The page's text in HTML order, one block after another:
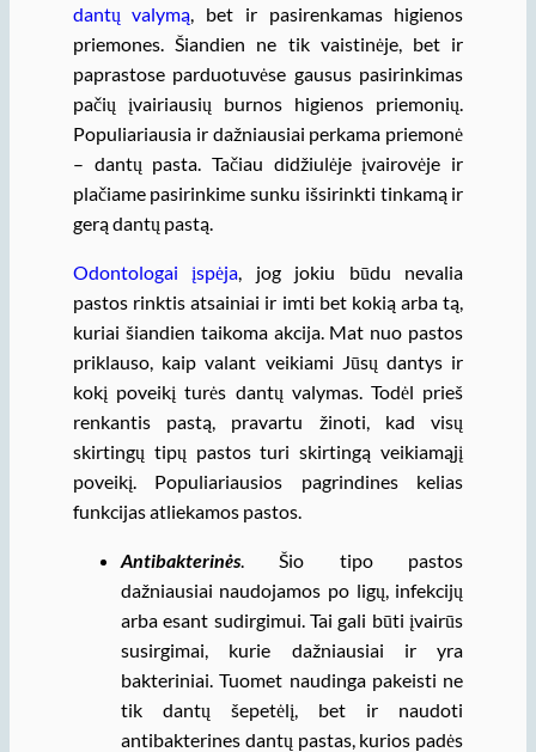
dantų valymą , bet ir pasirenkamas higienos
priemones. Šiandien ne tik vaistinėje, bet ir
paprastose parduotuvėse gausus pasirinkimas
pačių įvairiausių burnos higienos priemonių.
Populiariausia ir dažniausiai perkama priemonė
– dantų pasta. Tačiau didžiulėje įvairovėje ir
plačiame pasirinkime sunku išsirinkti tinkamą ir
gerą dantų pastą.
Odontologai įspėja , jog jokiu būdu nevalia
pastos rinktis atsainiai ir imti bet kokią arba tą,
kuriai šiandien taikoma akcija. Mat nuo pastos
priklauso, kaip valant veikiami Jūsų dantys ir
kokį poveikį turės dantų valymas. Todėl prieš
renkantis pastą, pravartu žinoti, kad visų
skirtingų tipų pastos turi skirtingą veikiamąjį
poveikį. Populiariausios pagrindines kelias
funkcijas atliekamos pastos.
Antibakterinės. Šio tipo pastos
dažniausiai naudojamos po ligų, infekcijų
arba esant sudirgimui. Tai gali būti įvairūs
susirgimai, kurie dažniausiai ir yra
bakteriniai. Tuomet naudinga pakeisti ne
tik dantų šepetėlį, bet ir naudoti
antibakterines dantų pastas, kurios padės